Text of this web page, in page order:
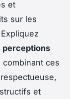
et
sur les
perceptions
ces
et